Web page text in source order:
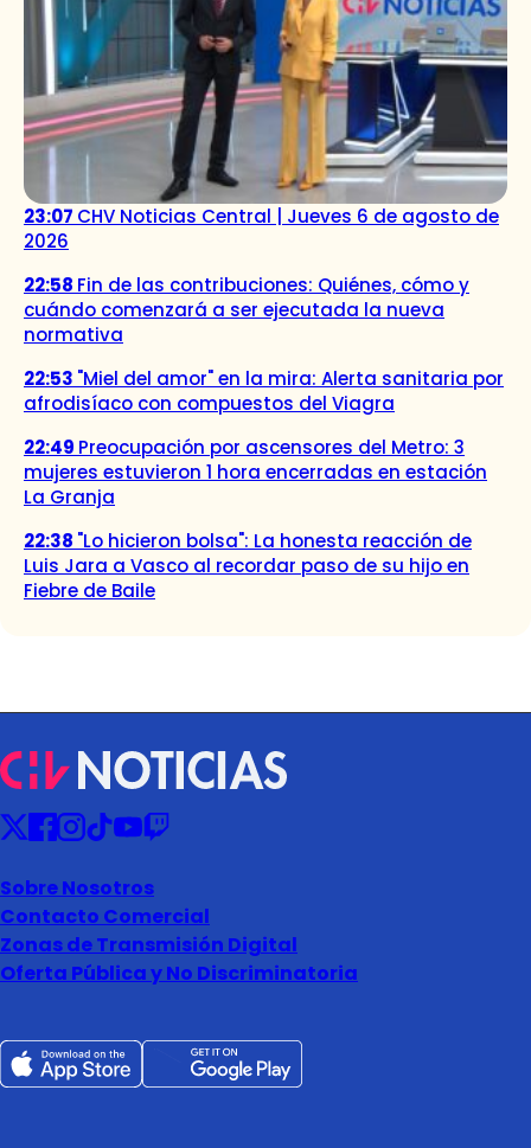
23:07 CHV Noticias Central | Jueves 6 de agosto de
2026
22:58 Fin de las contribuciones: Quiénes, cómo y
cuándo comenzará a ser ejecutada la nueva
normativa
22:53 "Miel del amor" en la mira: Alerta sanitaria por
afrodisíaco con compuestos del Viagra
22:49 Preocupación por ascensores del Metro: 3
mujeres estuvieron 1 hora encerradas en estación
La Granja
22:38 "Lo hicieron bolsa": La honesta reacción de
Luis Jara a Vasco al recordar paso de su hijo en
Fiebre de Baile
Sobre Nosotros
Contacto Comercial
Zonas de Transmisión Digital
Oferta Pública y No Discriminatoria